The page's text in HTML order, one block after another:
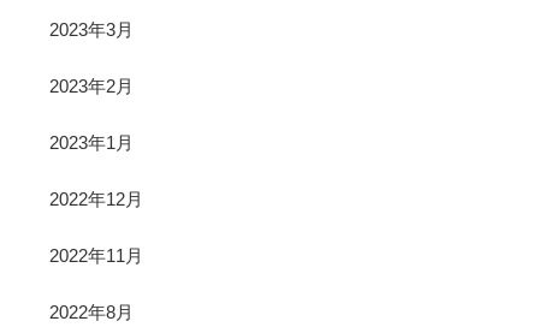
2023年3月
2023年2月
2023年1月
2022年12月
2022年11月
2022年8月